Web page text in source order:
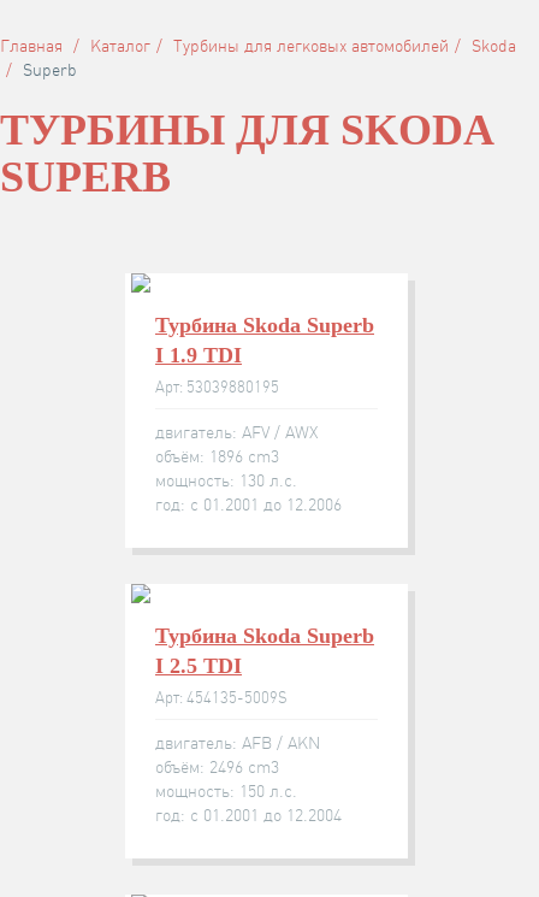
Главная Каталог Турбины для легковых автомобилей
Skoda
Superb
ТУРБИНЫ ДЛЯ SKODA
SUPERB
Турбина Skoda Superb
I 1.9 TDI
Арт: 53039880195
двигатель: AFV / AWX
объём: 1896 cm3
мощность: 130 л.с.
год: с 01.2001 до 12.2006
Турбина Skoda Superb
I 2.5 TDI
Арт: 454135-5009S
двигатель: AFB / AKN
объём: 2496 cm3
мощность: 150 л.с.
год: с 01.2001 до 12.2004